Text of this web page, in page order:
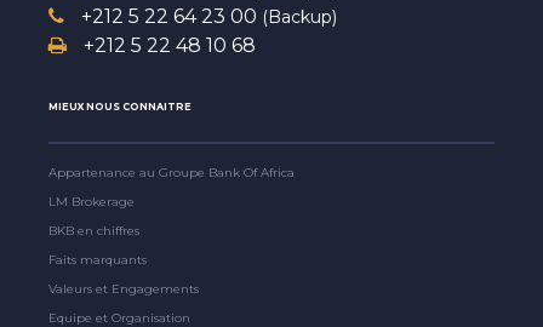
+212 5 22 64 23 00 (Backup)
+212 5 22 48 10 68
MIEUX NOUS CONNAITRE
Appartenance au Groupe Bank Of Africa
LM Brokerage
BKB en chiffres
Faits marquants
Valeurs et Engagements
Equipe et Organisation